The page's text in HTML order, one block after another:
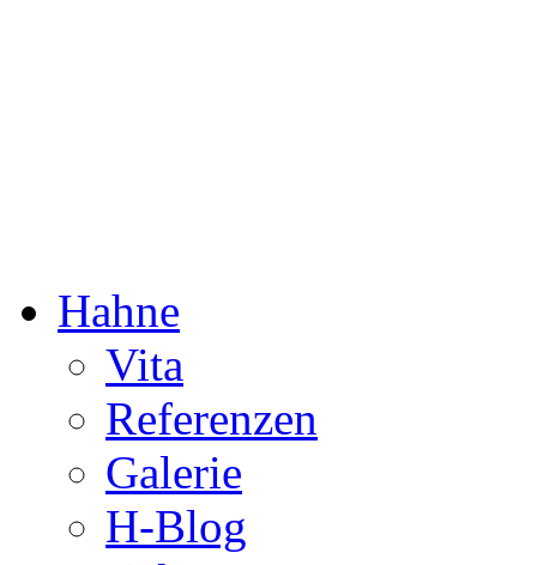
Hahne
Vita
Referenzen
Galerie
H-Blog